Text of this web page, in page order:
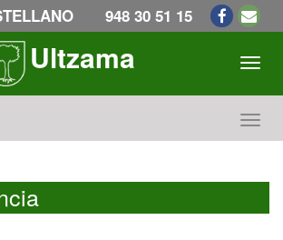
948 30 51 15
Ultzama